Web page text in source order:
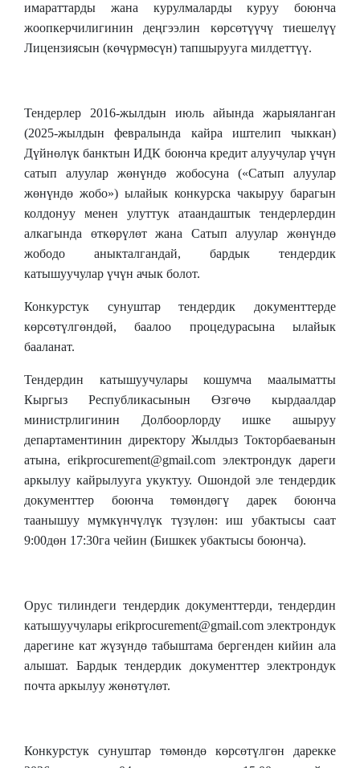
имараттарды жана курулмаларды куруу боюнча
жоопкерчилигинин деңгээлин көрсөтүүчү тиешелүү
Лицензиясын (көчүрмөсүн) тапшырууга милдеттүү.
Тендерлер 2016-жылдын июль айында жарыяланган
(2025-жылдын февралында кайра иштелип чыккан)
Дүйнөлүк банктын ИДК боюнча кредит алуучулар үчүн
сатып алуулар жөнүндө жобосуна («Сатып алуулар
жөнүндө жобо») ылайык конкурска чакыруу барагын
колдонуу менен улуттук атаандаштык тендерлердин
алкагында өткөрүлөт жана Сатып алуулар жөнүндө
жободо аныкталгандай, бардык тендердик
катышуучулар үчүн ачык болот.
Конкурстук сунуштар тендердик документтерде
көрсөтүлгөндөй, баалоо процедурасына ылайык
бааланат.
Тендердин катышуучулары кошумча маалыматты
Кыргыз Республикасынын Өзгөчө кырдаалдар
министрлигинин Долбоорлорду ишке ашыруу
департаментинин директору Жылдыз Токторбаеванын
атына, erikprocurement@gmail.com электрондук дареги
аркылуу кайрылууга укуктуу. Ошондой эле тендердик
документтер боюнча төмөндөгү дарек боюнча
таанышуу мүмкүнчүлүк түзүлөн: иш убактысы саат
9:00дөн 17:30га чейин (Бишкек убактысы боюнча).
Орус тилиндеги тендердик документтерди, тендердин
катышуучулары erikprocurement@gmail.com электрондук
дарегине кат жүзүндө табыштама бергенден кийин ала
алышат. Бардык тендердик документтер электрондук
почта аркылуу жөнөтүлөт.
Конкурстук сунуштар төмөндө көрсөтүлгөн дарекке